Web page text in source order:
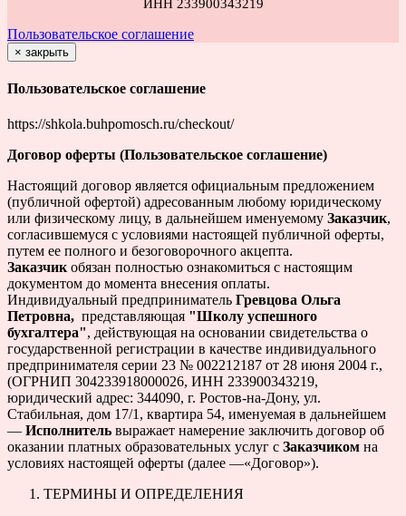
ИНН 233900343219
Пользовательское соглашение
× закрыть
Пользовательское соглашение
https://shkola.buhpomosch.ru/checkout/
Договор оферты (Пользовательское соглашение)
Настоящий договор является официальным предложением
(публичной офертой) адресованным любому юридическому
или физическому лицу, в дальнейшем именуемому Заказчик,
согласившемуся с условиями настоящей публичной оферты,
путем ее полного и безоговорочного акцепта.
Заказчик обязан полностью ознакомиться с настоящим
документом до момента внесения оплаты.
Индивидуальный предприниматель Гревцова Ольга
Петровна, представляющая "Школу успешного
бухгалтера", действующая на основании свидетельства о
государственной регистрации в качестве индивидуального
предпринимателя серии 23 № 002212187 от 28 июня 2004 г.,
(ОГРНИП 304233918000026, ИНН 233900343219,
юридический адрес: 344090, г. Ростов-на-Дону, ул.
Стабильная, дом 17/1, квартира 54, именуемая в дальнейшем
— Исполнитель выражает намерение заключить договор об
оказании платных образовательных услуг с Заказчиком на
условиях настоящей оферты (далее —«Договор»).
ТЕРМИНЫ И ОПРЕДЕЛЕНИЯ